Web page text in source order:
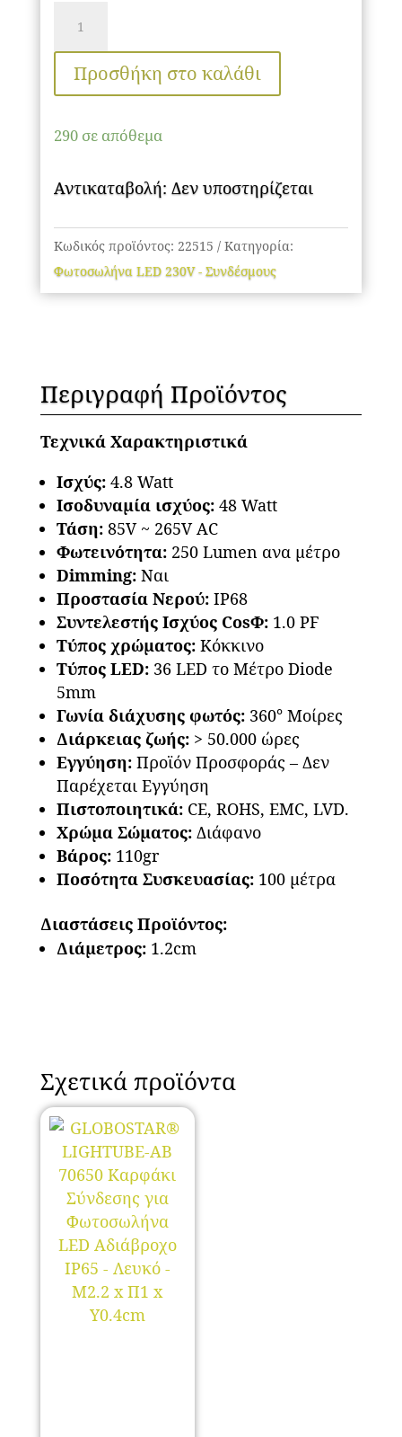
LED
Διάφανος
1m
230V
LED/m
11mm
250lm/m
Αδιάβροχος
GloboStar
22515
ποσότητα
Προσθήκη στο καλάθι
290 σε απόθεμα
Αντικαταβολή: Δεν υποστηρίζεται
Κωδικός προϊόντος: 22515
Κατηγορία:
Φωτοσωλήνα LED 230V - Συνδέσμους
Περιγραφή Προϊόντος
Τεχνικά Χαρακτηριστικά
Ισχύς:4.8 Watt
Ισοδυναμία ισχύος:48 Watt
Τάση:85V ~ 265V AC
Φωτεινότητα:250 Lumen ανα μέτρο
Dimming:Ναι
Προστασία Νερού:IP68
Συντελεστής Ισχύος CosΦ:1.0 PF
Τύπος χρώματος:Κόκκινο
Τύπος LED:36 LED το Μέτρο Diode
5mm
Γωνία διάχυσης φωτός:360° Μοίρες
Διάρκειας ζωής:> 50.000 ώρες
Εγγύηση:Προϊόν Προσφοράς – Δεν
Παρέχεται Εγγύηση
Πιστοποιητικά:CE, ROHS, EMC, LVD.
Χρώμα Σώματος: Διάφανο
Βάρος:110gr
Ποσότητα Συσκευασίας: 100 μέτρα
Διαστάσεις Προϊόντος:
Διάμετρος: 1.2cm
Σχετικά προϊόντα